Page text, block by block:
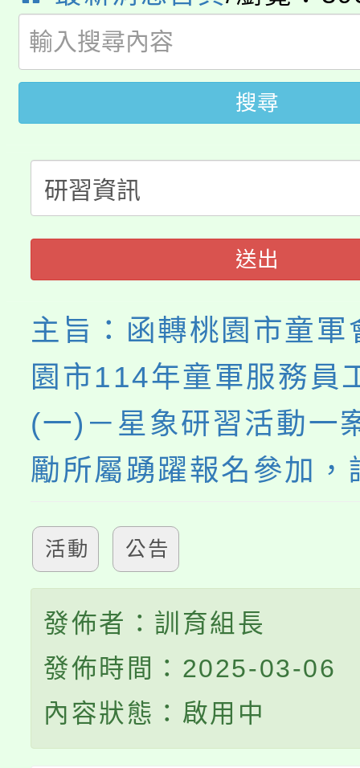
版
公告本校115學年度第
代理(課)教師甄選結果(
「2026金融保險知識
桃園市115學年度學生
代理(課)教師甄選結果(
公告本校115學年度第
轉知中國文化大學推廣
《TA101》溝通分析基
程，歡迎學生輔導中心
心理、諮商輔導、社會
系所師生報名參加。
搜尋
送出
主旨：函轉桃園市童軍
園市114年童軍服務員
(一)－星象研習活動一
勵所屬踴躍報名參加，
活動 公告
發佈者：訓育組長
發佈時間：2025-03-06
內容狀態：啟用中